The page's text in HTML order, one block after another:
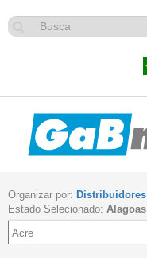
Organizar por: Distribuidores
Estado Selecionado: Alagoas